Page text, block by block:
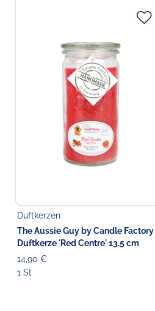
Duftkerzen
The Aussie Guy by Candle Factory
Duftkerze 'Red Centre' 13.5 cm
14,90 €
1 St